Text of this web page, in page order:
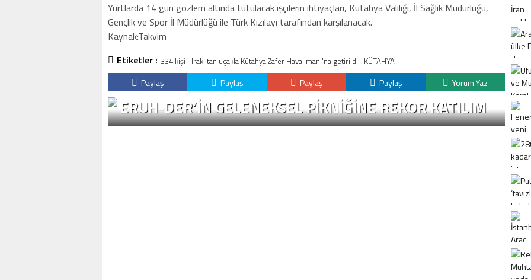
Yurtlarda 14 gün gözlem altında tutulacak işçilerin ihtiyaçları, Kütahya Valiliği, İl Sağlık Müdürlüğü,
Gençlik ve Spor İl Müdürlüğü ile Türk Kızılayı tarafından karşılanacak.
Kaynak:Takvim
Etiketler : 334 kişi Irak' tan uçakla Kütahya Zafer Havalimanı'na getirildi KÜTAHYA
Paylaş Paylaş Paylaş Paylaş Yorum Yaz
ERUH-DER’IN GELENEKSEL PIKNIĞINE REKOR KATILIM